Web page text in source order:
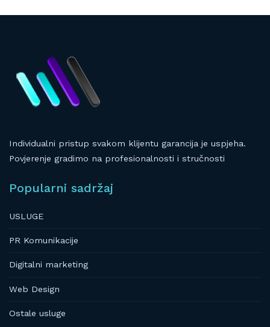
Individualni pristup svakom klijentu garancija je uspjeha.
Povjerenje gradimo na profesionalnosti i stručnosti
Popularni sadržaj
USLUGE
PR Komunikacije
Digitalni marketing
Web Design
Ostale usluge